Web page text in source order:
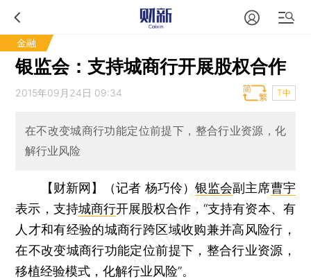
金融
银监会：支持城商行开展股权合作
2015年09月24日 09:34 T中
在不改变城商行功能定位前提下，整合行业资源，化
解行业风险
【财新网】（记者 杨巧伶） 银监会副主席曹宇
表示，支持城商行开展股权合作，“支持有资本、有
人才和有经验的城商行跨区域收购兼并高风险行，
在不改变城商行功能定位前提下，整合行业资源，
移植经验模式，化解行业风险”。